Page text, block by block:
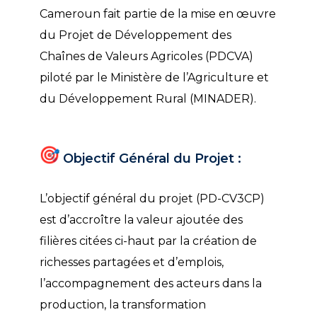
Cameroun fait partie de la mise en œuvre
du Projet de Développement des
Chaînes de Valeurs Agricoles (PDCVA)
piloté par le Ministère de l’Agriculture et
du Développement Rural (MINADER).
Objectif Général du Projet :
L’objectif général du projet (PD-CV3CP)
est d’accroître la valeur ajoutée des
filières citées ci-haut par la création de
richesses partagées et d’emplois,
l’accompagnement des acteurs dans la
production, la transformation